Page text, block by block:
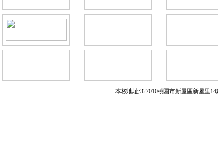
本校地址:327010桃園市新屋區新屋里